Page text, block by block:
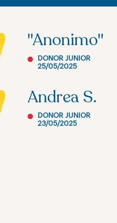
"Anonimo"
DONOR JUNIOR
25/05/2025
Andrea S.
DONOR JUNIOR
23/05/2025